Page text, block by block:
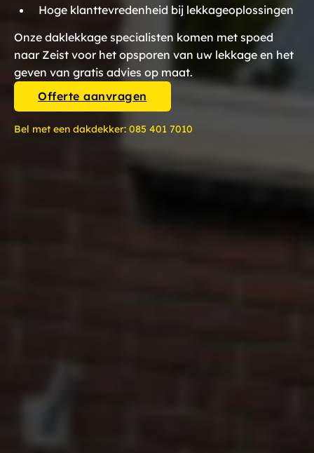
Hoge klanttevredenheid bij lekkageoplossingen
Onze daklekkage specialisten komen met spoed
naar Zeist voor het opsporen van uw lekkage en het
geven van gratis advies op maat.
Offerte aanvragen
Bel met een dakdekker: 085 401 7010